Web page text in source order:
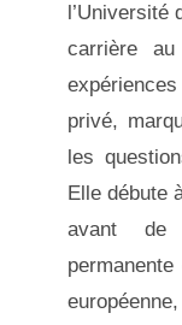
l’Université
carrière
privé,
les
Elle débute
avant de